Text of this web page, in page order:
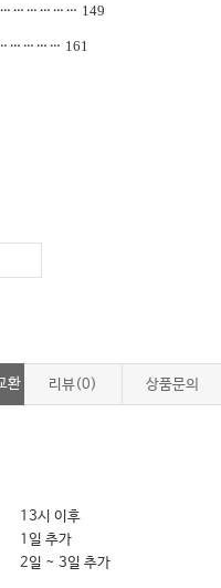
149
161
환 리뷰(0) 상품문의
13시 이후
1일 추가
2일 ~ 3일 추가